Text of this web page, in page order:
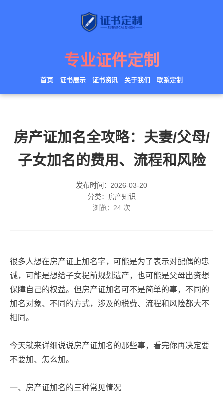
专业证件定制
首页 证书展示 证书资讯 关于我们 联系定制
房产证加名全攻略：夫妻/父母/
子女加名的费用、流程和风险
发布时间：2026-03-20
分类：房产知识
浏览： 24 次
很多人想在房产证上加名字，可能是为了表示对配偶的忠
诚，可能是想给子女提前规划遗产，也可能是父母出资想
保障自己的权益。但房产证加名可不是简单的事，不同的
加名对象、不同的方式，涉及的税费、流程和风险都大不
相同。
今天就来详细说说房产证加名的那些事，看完你再决定要
不要加、怎么加。
一、房产证加名的三种常见情况